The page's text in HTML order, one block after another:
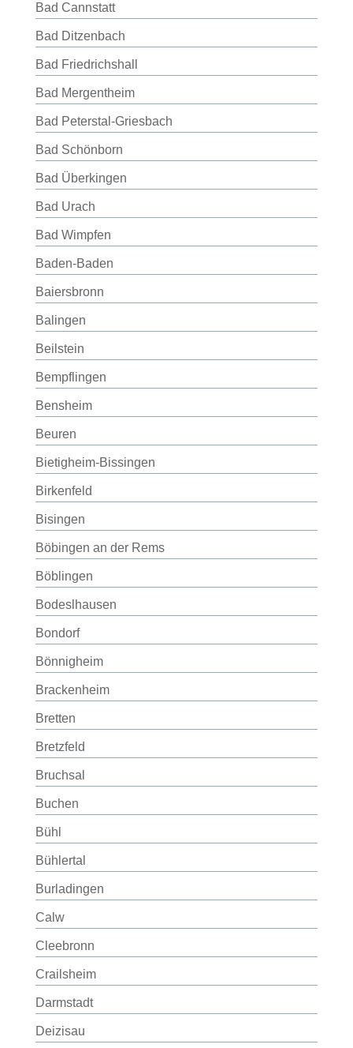
Bad Cannstatt
Bad Ditzenbach
Bad Friedrichshall
Bad Mergentheim
Bad Peterstal-Griesbach
Bad Schönborn
Bad Überkingen
Bad Urach
Bad Wimpfen
Baden-Baden
Baiersbronn
Balingen
Beilstein
Bempflingen
Bensheim
Beuren
Bietigheim-Bissingen
Birkenfeld
Bisingen
Böbingen an der Rems
Böblingen
Bodeslhausen
Bondorf
Bönnigheim
Brackenheim
Bretten
Bretzfeld
Bruchsal
Buchen
Bühl
Bühlertal
Burladingen
Calw
Cleebronn
Crailsheim
Darmstadt
Deizisau